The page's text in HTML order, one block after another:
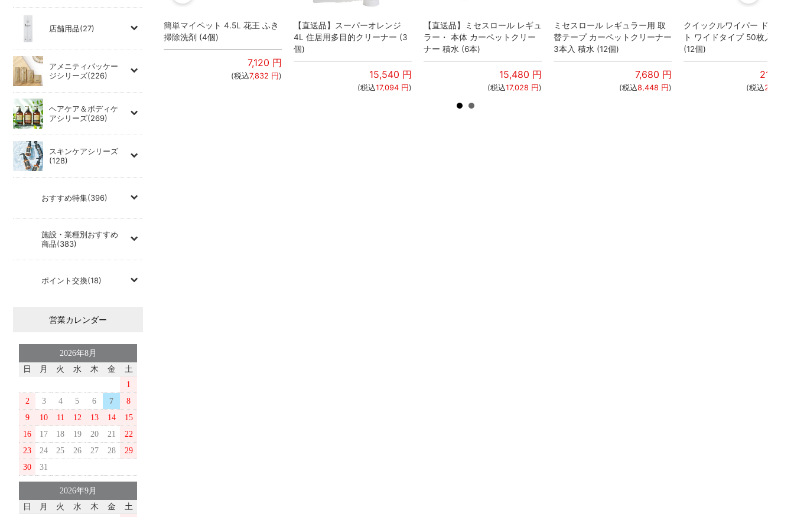
店舗用品(27)
アメニティパッケー
ジシリーズ(226)
ヘアケア＆ボディケ
アシリーズ(269)
スキンケアシリーズ
(128)
おすすめ特集(396)
施設・業種別おすすめ
商品(383)
ポイント交換(18)
営業カレンダー
2026年8月
日
月 火 水 木 金
土
1
2
3 4 5 6 7
8
9
10 11 12 13 14
15
16
17 18 19 20 21
22
23
24 25 26 27 28
29
30
31
2026年9月
日
月 火 水 木 金
土
円
円)
クイックルワイパー ドライシー
(12個)
21,960
簡単マイペット 4.5L 花王 ふき
掃除洗剤 (4個)
7,120 円
(税込7,832 円)
【直送品】スーパーオレンジ
4L 住居用多目的クリーナー (3
個)
15,540 円
(税込17,094 円)
【直送品】ミセスロール レギュ
ラー・ 本体 カーペットクリー
ナー 積水 (6本)
15,480 円
(税込17,028 円)
ミセスロール レギュラー用 取
替テープ カーペットクリーナー
3本入 積水 (12個)
7,680 円
(税込8,448 円)
クイックルワイパー ドライ
ト ワイドタイプ 50枚入 花王
(12個)
21,960
(税込24,156